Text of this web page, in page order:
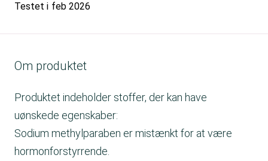
Testet i feb 2026
Om produktet
Produktet indeholder stoffer, der kan have
uønskede egenskaber:
Sodium methylparaben er mistænkt for at være
hormonforstyrrende.